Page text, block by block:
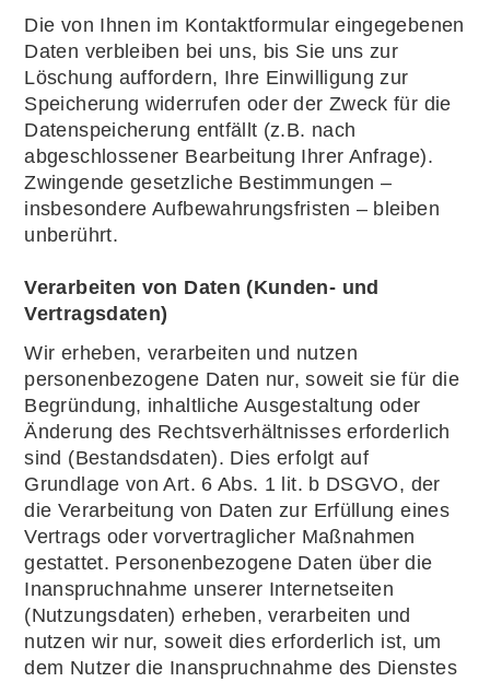
Die von Ihnen im Kontaktformular eingegebenen
Daten verbleiben bei uns, bis Sie uns zur
Löschung auffordern, Ihre Einwilligung zur
Speicherung widerrufen oder der Zweck für die
Datenspeicherung entfällt (z.B. nach
abgeschlossener Bearbeitung Ihrer Anfrage).
Zwingende gesetzliche Bestimmungen –
insbesondere Aufbewahrungsfristen – bleiben
unberührt.
Verarbeiten von Daten (Kunden- und
Vertragsdaten)
Wir erheben, verarbeiten und nutzen
personenbezogene Daten nur, soweit sie für die
Begründung, inhaltliche Ausgestaltung oder
Änderung des Rechtsverhältnisses erforderlich
sind (Bestandsdaten). Dies erfolgt auf
Grundlage von Art. 6 Abs. 1 lit. b DSGVO, der
die Verarbeitung von Daten zur Erfüllung eines
Vertrags oder vorvertraglicher Maßnahmen
gestattet. Personenbezogene Daten über die
Inanspruchnahme unserer Internetseiten
(Nutzungsdaten) erheben, verarbeiten und
nutzen wir nur, soweit dies erforderlich ist, um
dem Nutzer die Inanspruchnahme des Dienstes